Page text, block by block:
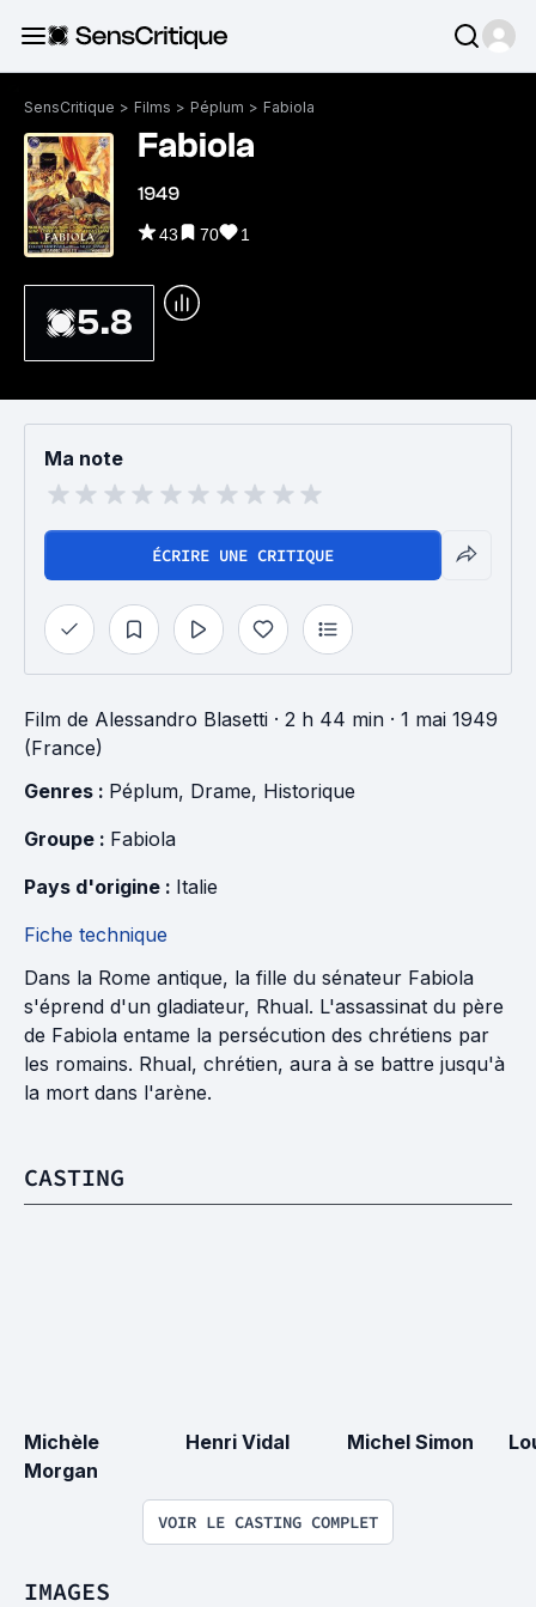
SensCritique > Films > Péplum > Fabiola
Fabiola
1949
43 70 1
5.8
Ma note
ÉCRIRE UNE CRITIQUE
Film de Alessandro Blasetti · 2 h 44 min · 1 mai 1949
(France)
Genres : Péplum, Drame, Historique
Groupe : Fabiola
Pays d'origine : Italie
Fiche technique
Dans la Rome antique, la fille du sénateur Fabiola
s'éprend d'un gladiateur, Rhual. L'assassinat du père
de Fabiola entame la persécution des chrétiens par
les romains. Rhual, chrétien, aura à se battre jusqu'à
la mort dans l'arène.
CASTING
Michèle
Morgan
Henri Vidal Michel Simon
VOIR LE CASTING COMPLET
IMAGES